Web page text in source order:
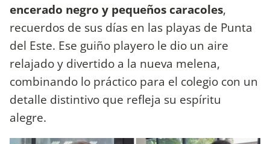
encerado negro y pequeños caracoles,
recuerdos de sus días en las playas de Punta
del Este. Ese guiño playero le dio un aire
relajado y divertido a la nueva melena,
combinando lo práctico para el colegio con un
detalle distintivo que refleja su espíritu
alegre.